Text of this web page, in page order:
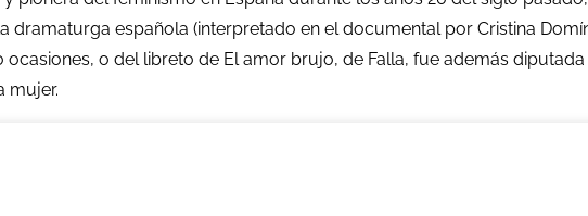
dramaturga española (interpretado en el documental por Cristina
o del libreto de El amor brujo, de Falla, fue además
mujer.